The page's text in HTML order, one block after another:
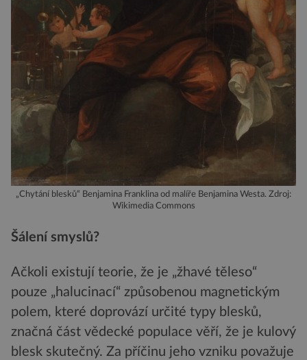
„Chytání blesků“ Benjamina Franklina od malíře Benjamina Westa. Zdroj:
Wikimedia Commons
Šálení smyslů?
Ačkoli existují teorie, že je „žhavé těleso“
pouze „halucinací“ způsobenou magnetickým
polem, které doprovází určité typy blesků,
značná část vědecké populace věří, že je kulový
blesk skutečný. Za příčinu jeho vzniku považuje